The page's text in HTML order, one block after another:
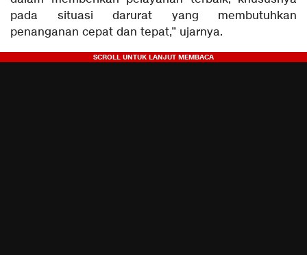
pada situasi darurat yang membutuhkan
penanganan cepat dan tepat,” ujarnya.